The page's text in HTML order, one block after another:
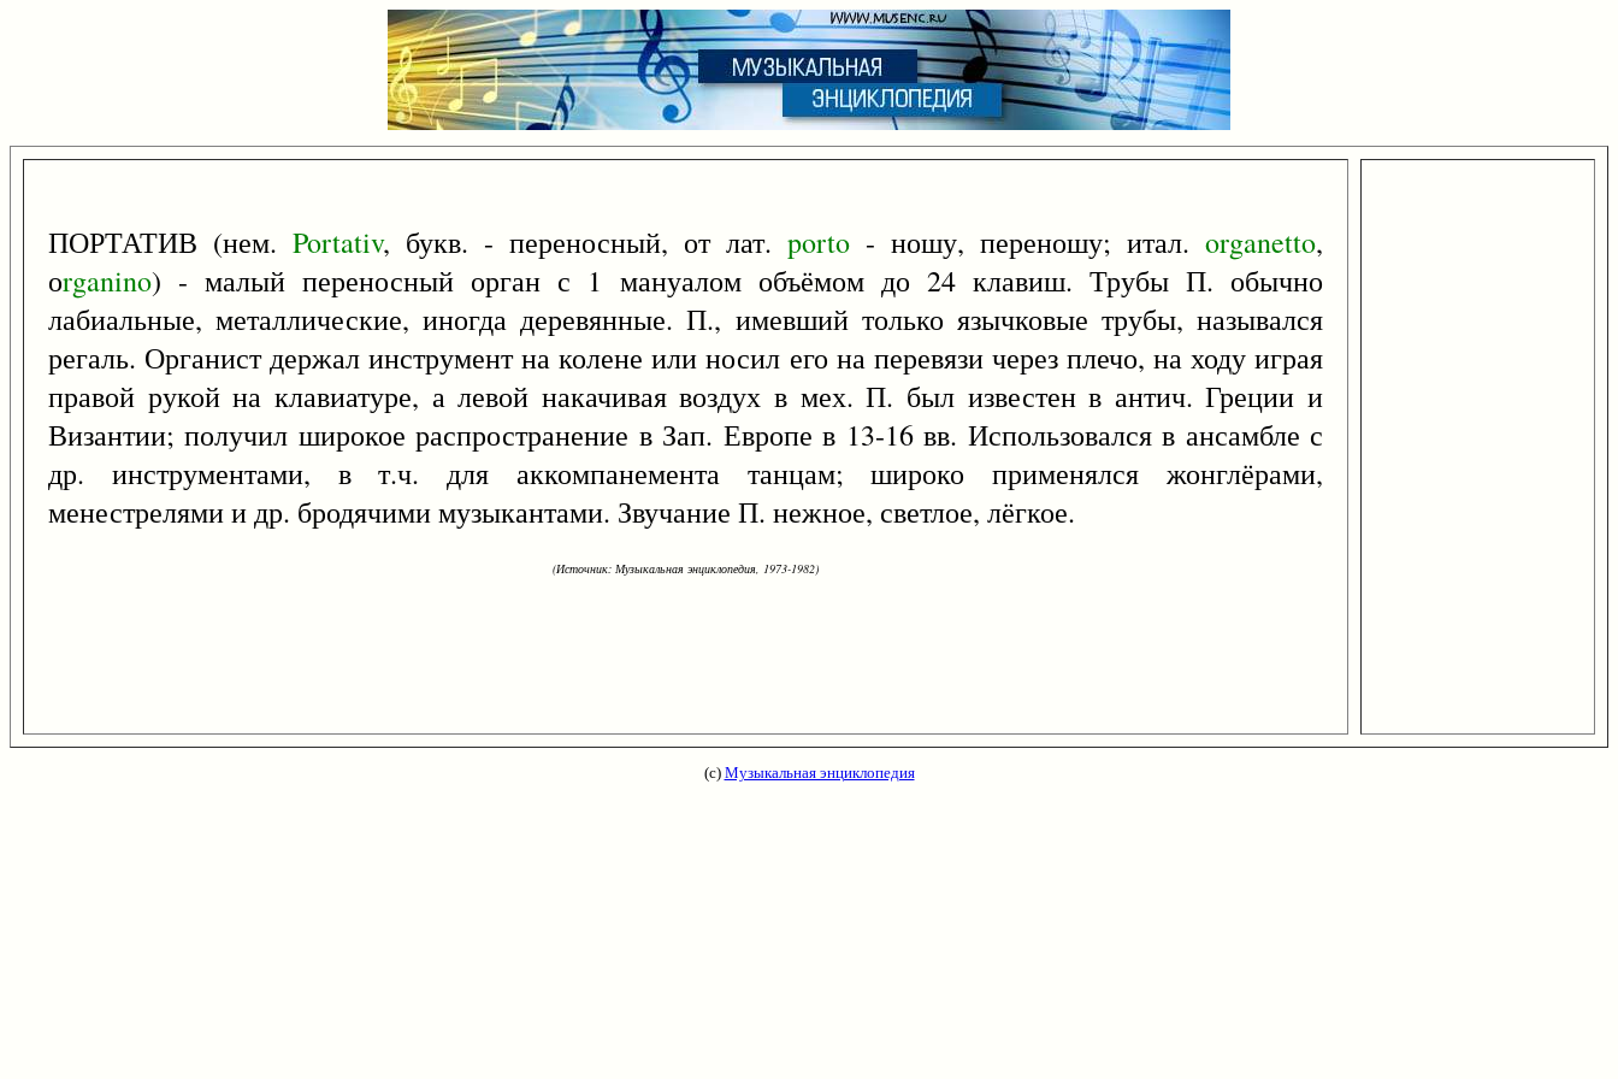
ПОРТАТИВ (нем. Portativ, букв. - переносный, от лат. porto - ношу, переношу; итал. organetto,
оrganino) - малый переносный орган с 1 мануалом объёмом до 24 клавиш. Трубы П. обычно
лабиальные, металлические, иногда деревянные. П., имевший только язычковые трубы, назывался
регаль. Органист держал инструмент на колене или носил его на перевязи через плечо, на ходу играя
правой рукой на клавиатуре, а левой накачивая воздух в мех. П. был известен в антич. Греции и
Византии; получил широкое распространение в Зап. Европе в 13-16 вв. Использовался в ансамбле с
др. инструментами, в т.ч. для аккомпанемента танцам; широко применялся жонглёрами,
менестрелями и др. бродячими музыкантами. Звучание П. нежное, светлое, лёгкое.
(Источник: Музыкальная энциклопедия, 1973-1982)
(с) Музыкальная энциклопедия